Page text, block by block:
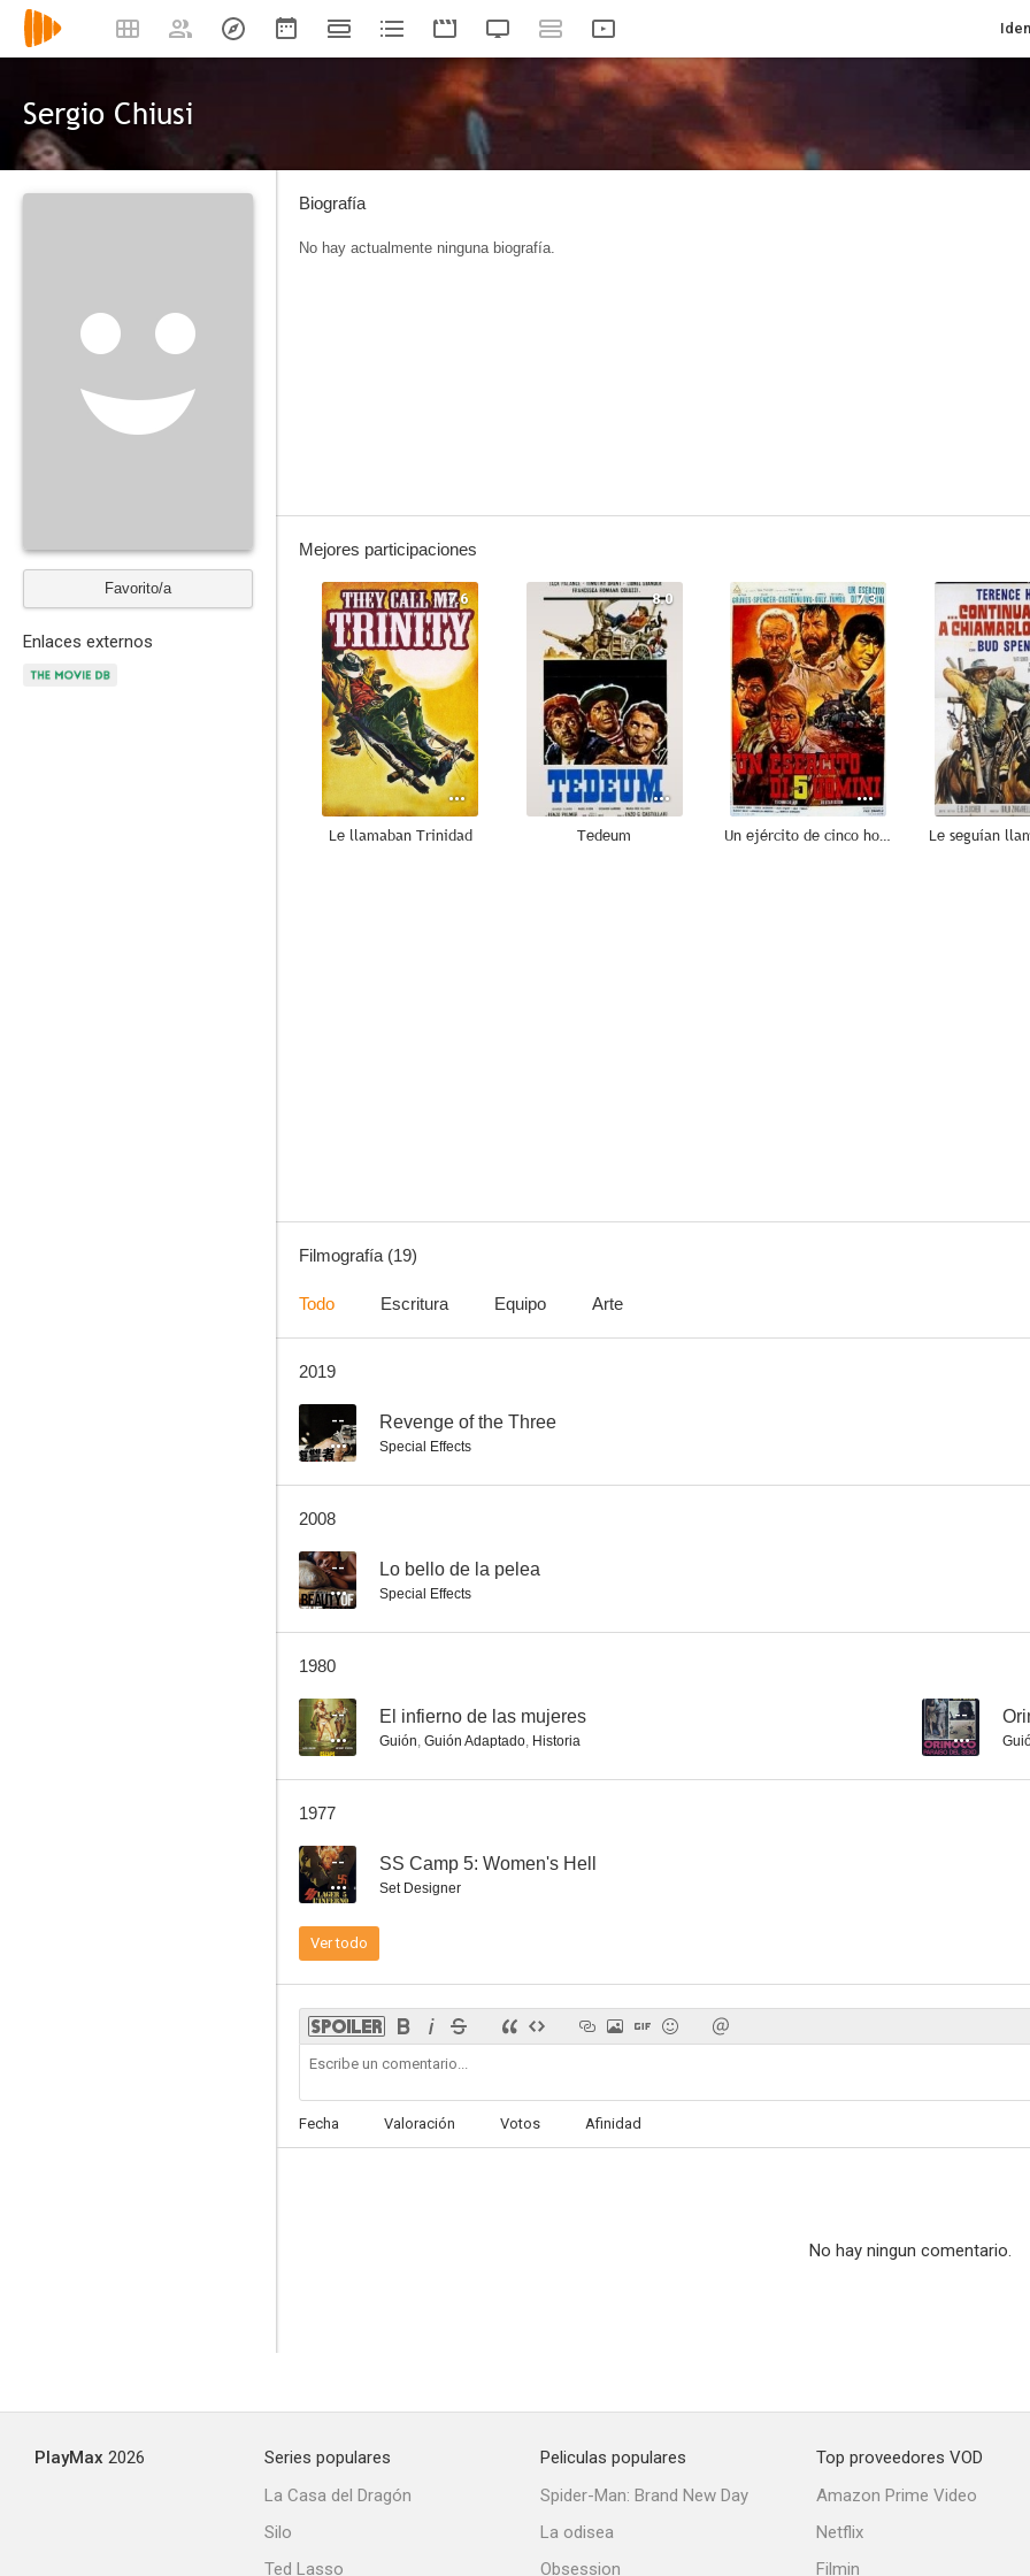
Sergio Chiusi
Favorito/a
Enlaces externos
Biografía
No hay actualmente ninguna biografía.
Mejores participaciones
7.6
Le llamaban Trinidad
8.0
Tedeum
7.3
Un ejército de cinco hombres
Filmografía (19)
Todo Escritura Equipo Arte
2019
-- Revenge of the Three
Special Effects
2008
-- Lo bello de la pelea
Special Effects
1980
-- El infierno de las mujeres
Guión, Guión Adaptado, Historia
--
1977
-- SS Camp 5: Women's Hell
Set Designer
Ver todo
Fecha Valoración Votos Afinidad
No hay ningun comentario.
PlayMax 2026
Series populares
La Casa del Dragón
Silo
Ted Lasso
Peliculas populares
Spider-Man: Brand New Day
La odisea
Obsession
Top proveedores VOD
Amazon Prime Video
Netflix
Filmin